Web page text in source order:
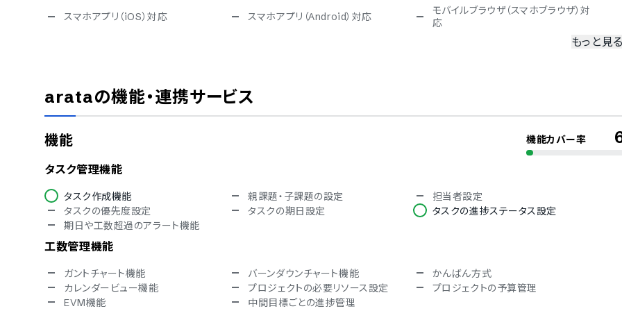
スマホアプリ（iOS）対応 スマホアプリ（Android）対応
モバイルブラウザ（スマホブラウザ）対
応
シングルサインオン
アカウント権限
対応言語
中国語
英語
ドイツ語
ノルウェー語
ポルトガル語
ロシア語
スペイン語
スウェーデン語
タイ語
インドネシア語
ヘブライ語
トルコ語
もっと見る
arataの機能・連携サービス
機能 機能カバー率
タスク管理機能
タスク作成機能 親課題・子課題の設定
担当者設定
タスクの優先度設定
タスクの期日設定
タスクの進捗ステータス設定
期日や工数超過のアラート機能
工数管理機能
ガントチャート機能 バーンダウンチャート機能
かんばん方式
カレンダービュー機能
プロジェクトの必要リソース設定
プロジェクトの予算管理
EVM機能
中間目標ごとの進捗管理